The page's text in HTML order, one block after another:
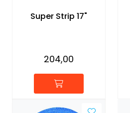
Super Strip 17"
204,00